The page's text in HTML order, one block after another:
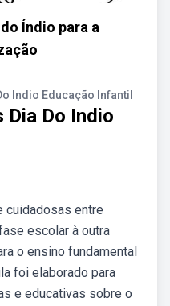
Índio para a
Indio Educação Infantil
Do Indio
cuidadosas entre
escolar à outra
o ensino fundamental
foi elaborado para
e educativas sobre o